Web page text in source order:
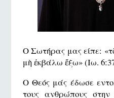
Ο Σωτήρας μας είπε:
μὴ ἐκβάλω ἔξω» (Ιω.
Ο Θεός μάς έδωσε
τους ανθρώπους στην